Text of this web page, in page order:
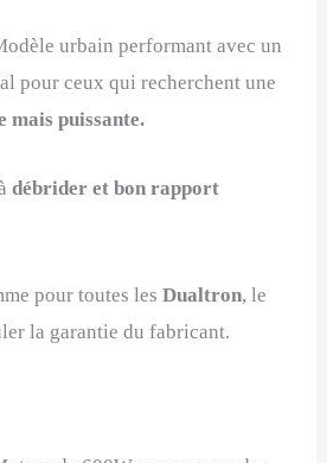
urbain performant avec un
pour ceux qui recherchent une
mais puissante.
débrider et bon rapport
pour toutes lesDualtron, le
la garantie du fabricant.